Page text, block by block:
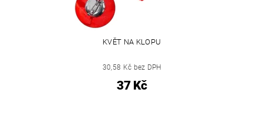
KVĚT NA KLOPU
30,58 Kč bez DPH
37 Kč